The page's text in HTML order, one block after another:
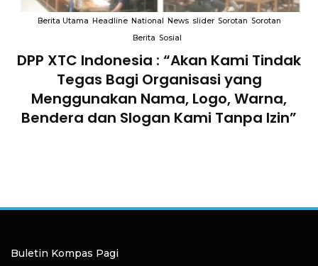
Berita Utama Headline National News slider Sorotan Sorotan
Berita Sosial
DPP XTC Indonesia : “Akan Kami Tindak
Tegas Bagi Organisasi yang
Menggunakan Nama, Logo, Warna,
Bendera dan Slogan Kami Tanpa Izin”
Buletin Kompas Pagi